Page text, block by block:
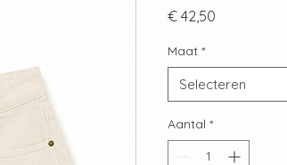
€ 42,50
Maat *
Selecteren
Aantal *